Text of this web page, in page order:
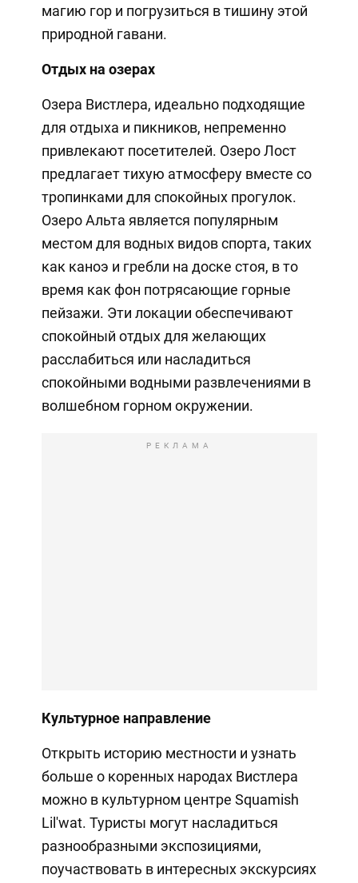
магию гор и погрузиться в тишину этой
природной гавани.
Отдых на озерах
Озера Вистлера, идеально подходящие
для отдыха и пикников, непременно
привлекают посетителей. Озеро Лост
предлагает тихую атмосферу вместе со
тропинками для спокойных прогулок.
Озеро Альта является популярным
местом для водных видов спорта, таких
как каноэ и гребли на доске стоя, в то
время как фон потрясающие горные
пейзажи. Эти локации обеспечивают
спокойный отдых для желающих
расслабиться или насладиться
спокойными водными развлечениями в
волшебном горном окружении.
РЕКЛАМА
Культурное направление
Открыть историю местности и узнать
больше о коренных народах Вистлера
можно в культурном центре Squamish
Lil'wat. Туристы могут насладиться
разнообразными экспозициями,
поучаствовать в интересных экскурсиях